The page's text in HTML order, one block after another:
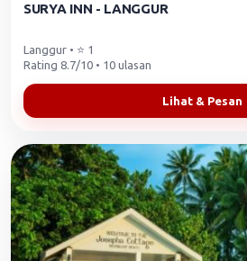
SURYA INN - LANGGUR
Langgur • ⭐ 1
Rating 8.7/10 • 10 ulasan
Lihat & Pesan